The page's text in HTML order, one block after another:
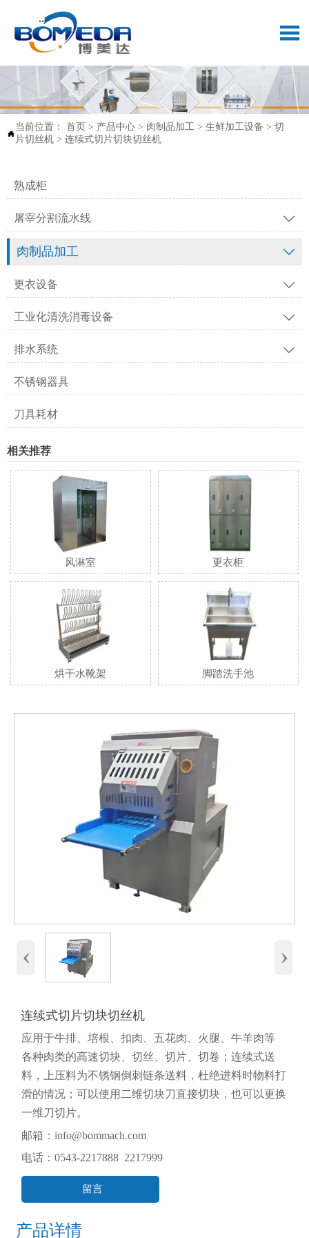


当前位置： 首页 > 产品中心 > 肉制品加工 > 生鲜加工设备 > 切
片切丝机 > 连续式切片切块切丝机
熟成柜
屠宰分割流水线 
肉制品加工 
更衣设备 
工业化清洗消毒设备 
排水系统 
不锈钢器具
刀具耗材
相关推荐
风淋室 更衣柜
烘干水靴架 脚踏洗手池
‹ ›
连续式切片切块切丝机
应用于牛排、培根、扣肉、五花肉、火腿、牛羊肉等
各种肉类的高速切块、切丝、切片、切卷；连续式送
料，上压料为不锈钢倒刺链条送料，杜绝进料时物料打
滑的情况；可以使用二维切块刀直接切块，也可以更换
一维刀切片。
邮箱：info@bommach.com
电话：0543-2217888 2217999
留言
产品详情